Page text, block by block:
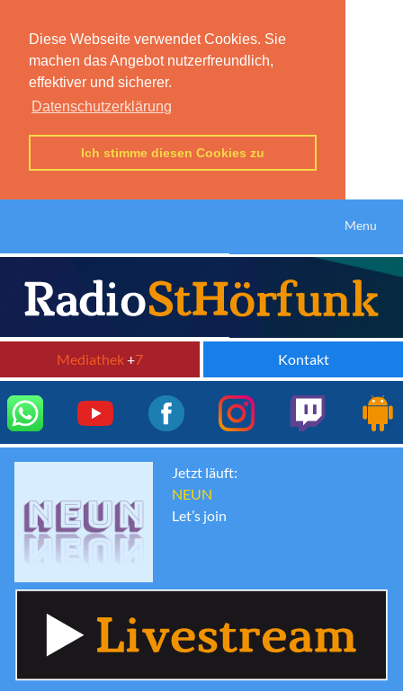
Diese Webseite verwendet Cookies. Sie
machen das Angebot nutzerfreundlich,
effektiver und sicherer.
Datenschutzerklärung
Ich stimme diesen Cookies zu
Menu
Mediathek+7 Kontakt
Jetzt läuft:
NEUN
Let’s join